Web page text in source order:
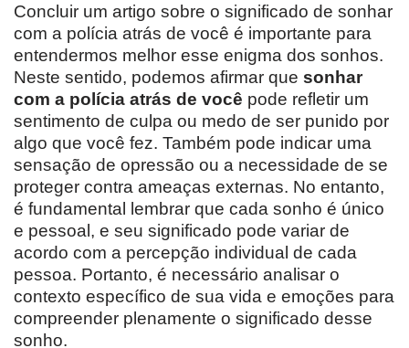
Concluir um artigo sobre o significado de sonhar
com a polícia atrás de você é importante para
entendermos melhor esse enigma dos sonhos.
Neste sentido, podemos afirmar que sonhar
com a polícia atrás de você pode refletir um
sentimento de culpa ou medo de ser punido por
algo que você fez. Também pode indicar uma
sensação de opressão ou a necessidade de se
proteger contra ameaças externas. No entanto,
é fundamental lembrar que cada sonho é único
e pessoal, e seu significado pode variar de
acordo com a percepção individual de cada
pessoa. Portanto, é necessário analisar o
contexto específico de sua vida e emoções para
compreender plenamente o significado desse
sonho.